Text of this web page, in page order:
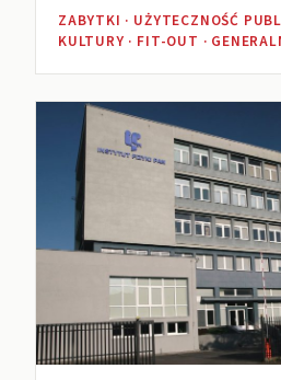
ZABYTKI · UŻYTECZNOŚĆ
KULTURY · FIT-OUT ·